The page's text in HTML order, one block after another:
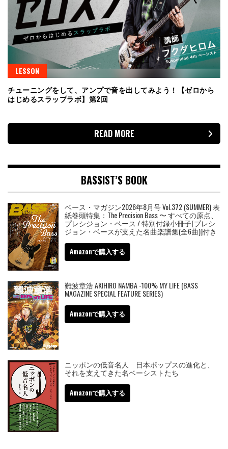
LESSON
チューニングをして、アンプで音を出してみよう！【ゼロから
はじめるスラップラボ】第2回
READ MORE
BASSIST’S BOOK
ベース・マガジン2026年8月号 Vol.372 (SUMMER) 表
紙巻頭特集：The Precision Bass 〜 すべての原点、
プレシジョン・ベース / 特別付録小冊子[プレシ
ジョン・ベースが支えた名曲楽譜集(全6曲)]付き
Amazonで購入する
難波章浩 AKIHIRO NAMBA -100% MY LIFE (BASS
MAGAZINE SPECIAL FEATURE SERIES)
Amazonで購入する
ニッポンの低音名人 日本ポップスの進化と、
それを支えてきた名ベーシストたち
Amazonで購入する